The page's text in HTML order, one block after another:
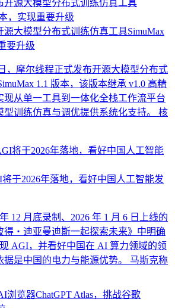
源大模型分布式训练仿真工具SimuMax
要升级
，摩尔线程正式发布开源大模型分布式
1.1 版本，该版本继承 v1.0 高精
现从单一工具到一体化全栈工作流平台
型训练仿真与调优提供系统化支持。 核
于2026年落地，看好中国人工智能发
12 月底录制、2026 年 1 月 6 日上线的
得・迪亚曼迪斯一起探索未来》中明确
AGI，并看好中国在 AI 算力领域的领
据是中国的电力与能源优势。 马斯克称